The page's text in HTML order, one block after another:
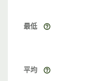
最低
平均